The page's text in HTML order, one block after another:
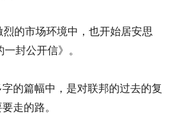
的市场环境中，也开始居安思
封公开信》。
的篇幅中，是对联邦的过去的复
走的路。